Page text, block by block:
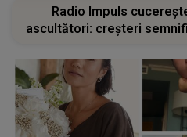
Radio Impuls
ascultători: creșteri